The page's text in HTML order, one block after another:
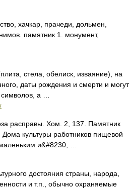
хачкар, прачеди, дольмен,
памятник 1. монумент,
стела, обелиск, изваяние), на
даты рождения и смерти и могут
а …
расправы. Хом. 2, 137. Памятник
культуры работников пищевой
и&#8230; …
достояния страны, народа,
и т.п., обычно охраняемые